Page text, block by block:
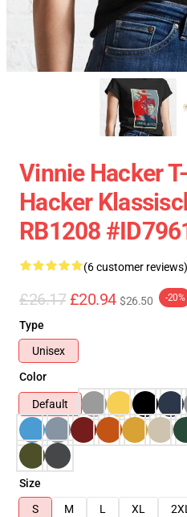
Vinnie Hacker
Hacker
RB1208
(6 customer reviews)
£26.17 £20.94 $26.50 -20%
Type
Unisex
Color
Default
Size
S
M L XL